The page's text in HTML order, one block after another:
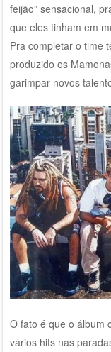
feijão” sensacional,
que eles tinham em
Pra completar o time
produzido os
garimpar novos
O fato é que o álbum
vários hits nas